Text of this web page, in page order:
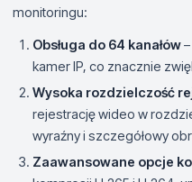
monitoringu:
Obsługa do 64 kanałów
kamer IP, co znacznie
Wysoka rozdzielczość
rejestrację wideo w
wyraźny i szczegółowy
Zaawansowane opcje